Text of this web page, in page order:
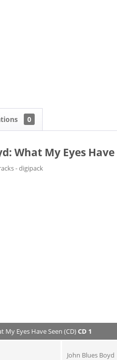
0
What My Eyes Have
- digipack
My Eyes Have Seen (CD)CD 1
John Blues Boyd